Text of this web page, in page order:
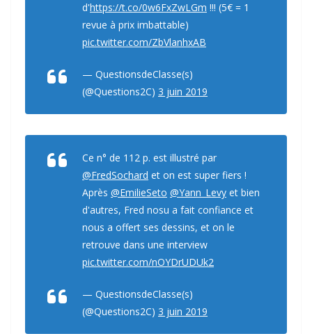
d'https://t.co/0w6FxZwLGm !!! (5€ = 1
revue à prix imbattable)
pic.twitter.com/ZbVlanhxAB
— QuestionsdeClasse(s)
(@Questions2C) 3 juin 2019
Ce n° de 112 p. est illustré par
@FredSochard et on est super fiers !
Après @EmilieSeto @Yann_Levy et bien
d'autres, Fred nosu a fait confiance et
nous a offert ses dessins, et on le
retrouve dans une interview
pic.twitter.com/nOYDrUDUk2
— QuestionsdeClasse(s)
(@Questions2C) 3 juin 2019